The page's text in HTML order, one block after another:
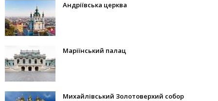
Андріївська церква
Маріїнський палац
Михайлівський Золотоверхий собор